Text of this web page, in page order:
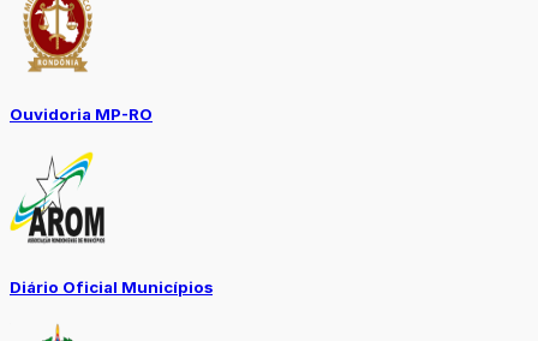
Ouvidoria MP-RO
Diário Oficial Municípios